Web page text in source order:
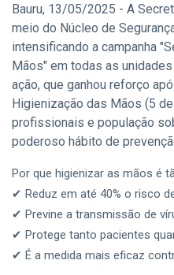
evento
gratuito
sobre milhas e
acúmulo de
pontos
03
Aug,
2026
86
visualizações
CIDADE
Senac Bauru
abre
inscrições
para o Ensino
Médio Técnico
estudo
integrais
03
Aug,
2026
106
visualizações
CIDADE
Cursos
Gratuitos de
40+ e
Espanhol em
Jul,
155
visualizações
Bauru, 13/05/2025 - A
meio do Núcleo de
intensificando a campanha
Mãos" em todas as
ação, que ganhou reforço
Higienização das Mãos (5
profissionais e população
poderoso hábito de
Por que higienizar as mãos é
✔ Reduz em até 40% o risco
✔ Previne a transmissão de
✔ Protege tanto pacientes
✔ É a medida mais eficaz